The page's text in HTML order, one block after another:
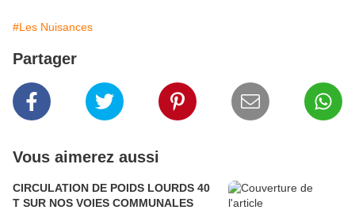
#Les Nuisances
Partager
Vous aimerez aussi
CIRCULATION DE POIDS LOURDS 40
T SUR NOS VOIES COMMUNALES